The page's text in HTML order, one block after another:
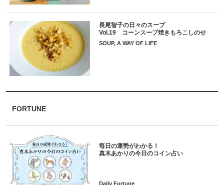
長尾智子の日々のスープ
Vol.19 コーンスープ焼きもろこしのせ
SOUP, A WAY OF LIFE
FORTUNE
毎日の運勢がわかる！